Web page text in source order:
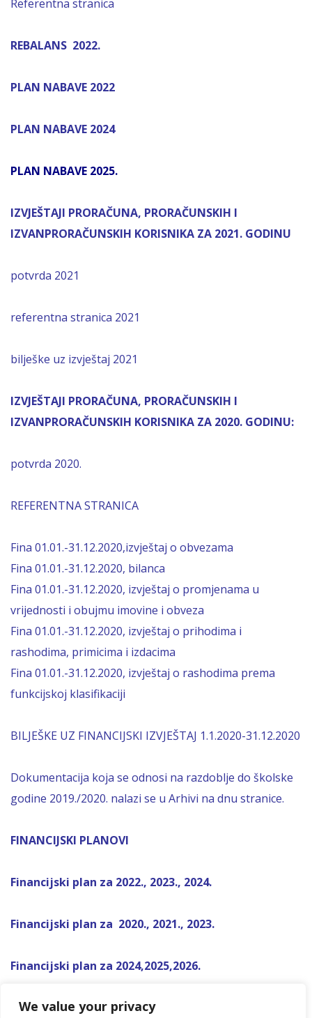
We value your privacy
Referentna stranica
REBALANS 2022.
PLAN NABAVE 2022
PLAN NABAVE 2024
PLAN NABAVE 2025.
IZVJEŠTAJI PRORAČUNA, PRORAČUNSKIH I
IZVANPRORAČUNSKIH KORISNIKA ZA 2021. GODINU
potvrda 2021
referentna stranica 2021
bilješke uz izvještaj 2021
IZVJEŠTAJI PRORAČUNA, PRORAČUNSKIH I
IZVANPRORAČUNSKIH KORISNIKA ZA 2020. GODINU:
potvrda 2020.
REFERENTNA STRANICA
Fina 01.01.-31.12.2020,izvještaj o obvezama
Fina 01.01.-31.12.2020, bilanca
Fina 01.01.-31.12.2020, izvještaj o promjenama u
vrijednosti i obujmu imovine i obveza
Fina 01.01.-31.12.2020, izvještaj o prihodima i
rashodima, primicima i izdacima
Fina 01.01.-31.12.2020, izvještaj o rashodima prema
funkcijskoj klasifikaciji
BILJEŠKE UZ FINANCIJSKI IZVJEŠTAJ 1.1.2020-31.12.2020
Dokumentacija koja se odnosi na razdoblje do školske
godine 2019./2020. nalazi se u Arhivi na dnu stranice.
FINANCIJSKI PLANOVI
Financijski plan za 2022., 2023., 2024.
Financijski plan za 2020., 2021., 2023.
Financijski plan za 2024,2025,2026.
Financijski plan za 2026,2027,2028.